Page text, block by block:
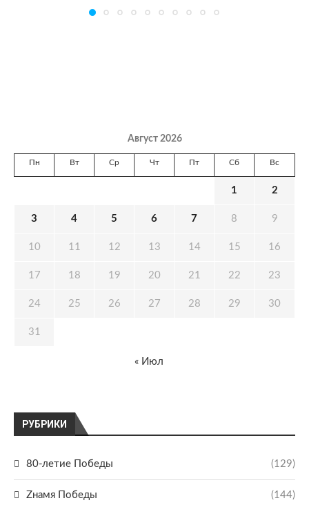
РУБРИКИ
80-летие Победы (129)
Zнамя Победы (144)
Август 2026
Пн Вт Ср Чт Пт Сб Вс
1 2
3 4 5 6 7 8 9
10 11 12 13 14 15 16
17 18 19 20 21 22 23
24 25 26 27 28 29 30
31
« Июл